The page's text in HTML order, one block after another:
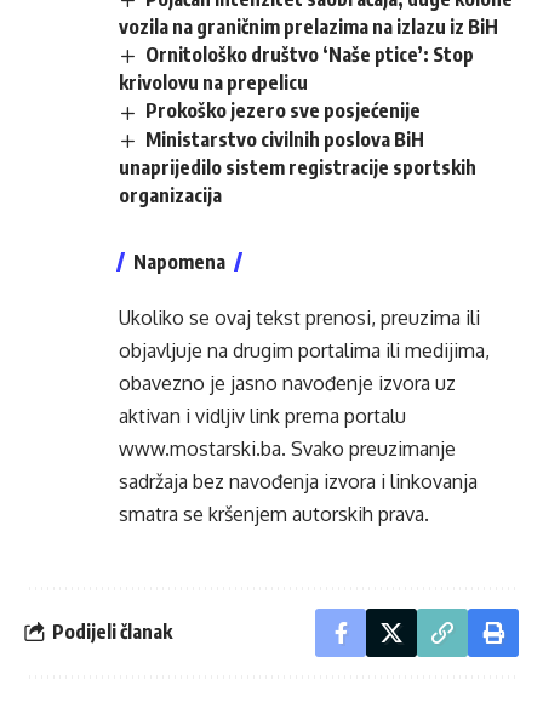
vozila na graničnim prelazima na izlazu iz BiH
Ornitološko društvo ‘Naše ptice’: Stop
krivolovu na prepelicu
Prokoško jezero sve posjećenije
Ministarstvo civilnih poslova BiH
unaprijedilo sistem registracije sportskih
organizacija
Napomena
Ukoliko se ovaj tekst prenosi, preuzima ili
objavljuje na drugim portalima ili medijima,
obavezno je jasno navođenje izvora uz
aktivan i vidljiv link prema portalu
www.mostarski.ba. Svako preuzimanje
sadržaja bez navođenja izvora i linkovanja
smatra se kršenjem autorskih prava.
Podijeli članak